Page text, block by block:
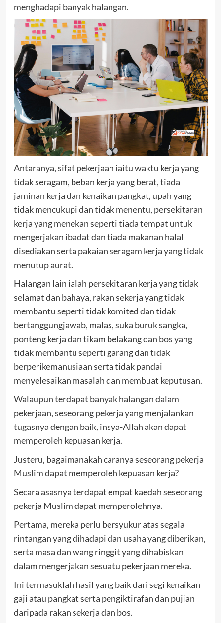
menghadapi banyak halangan.
Antaranya, sifat pekerjaan iaitu waktu kerja yang
tidak seragam, beban kerja yang berat, tiada
jaminan kerja dan kenaikan pangkat, upah yang
tidak mencukupi dan tidak menentu, persekitaran
kerja yang menekan seperti tiada tempat untuk
mengerjakan ibadat dan tiada makanan halal
disediakan serta pakaian seragam kerja yang tidak
menutup aurat.
Halangan lain ialah persekitaran kerja yang tidak
selamat dan bahaya, rakan sekerja yang tidak
membantu seperti tidak komited dan tidak
bertanggungjawab, malas, suka buruk sangka,
ponteng kerja dan tikam belakang dan bos yang
tidak membantu seperti garang dan tidak
berperikemanusiaan serta tidak pandai
menyelesaikan masalah dan membuat keputusan.
Walaupun terdapat banyak halangan dalam
pekerjaan, seseorang pekerja yang menjalankan
tugasnya dengan baik, insya-Allah akan dapat
memperoleh kepuasan kerja.
Justeru, bagaimanakah caranya seseorang pekerja
Muslim dapat memperoleh kepuasan kerja?
Secara asasnya terdapat empat kaedah seseorang
pekerja Muslim dapat memperolehnya.
Pertama, mereka perlu bersyukur atas segala
rintangan yang dihadapi dan usaha yang diberikan,
serta masa dan wang ringgit yang dihabiskan
dalam mengerjakan sesuatu pekerjaan mereka.
Ini termasuklah hasil yang baik dari segi kenaikan
gaji atau pangkat serta pengiktirafan dan pujian
daripada rakan sekerja dan bos.